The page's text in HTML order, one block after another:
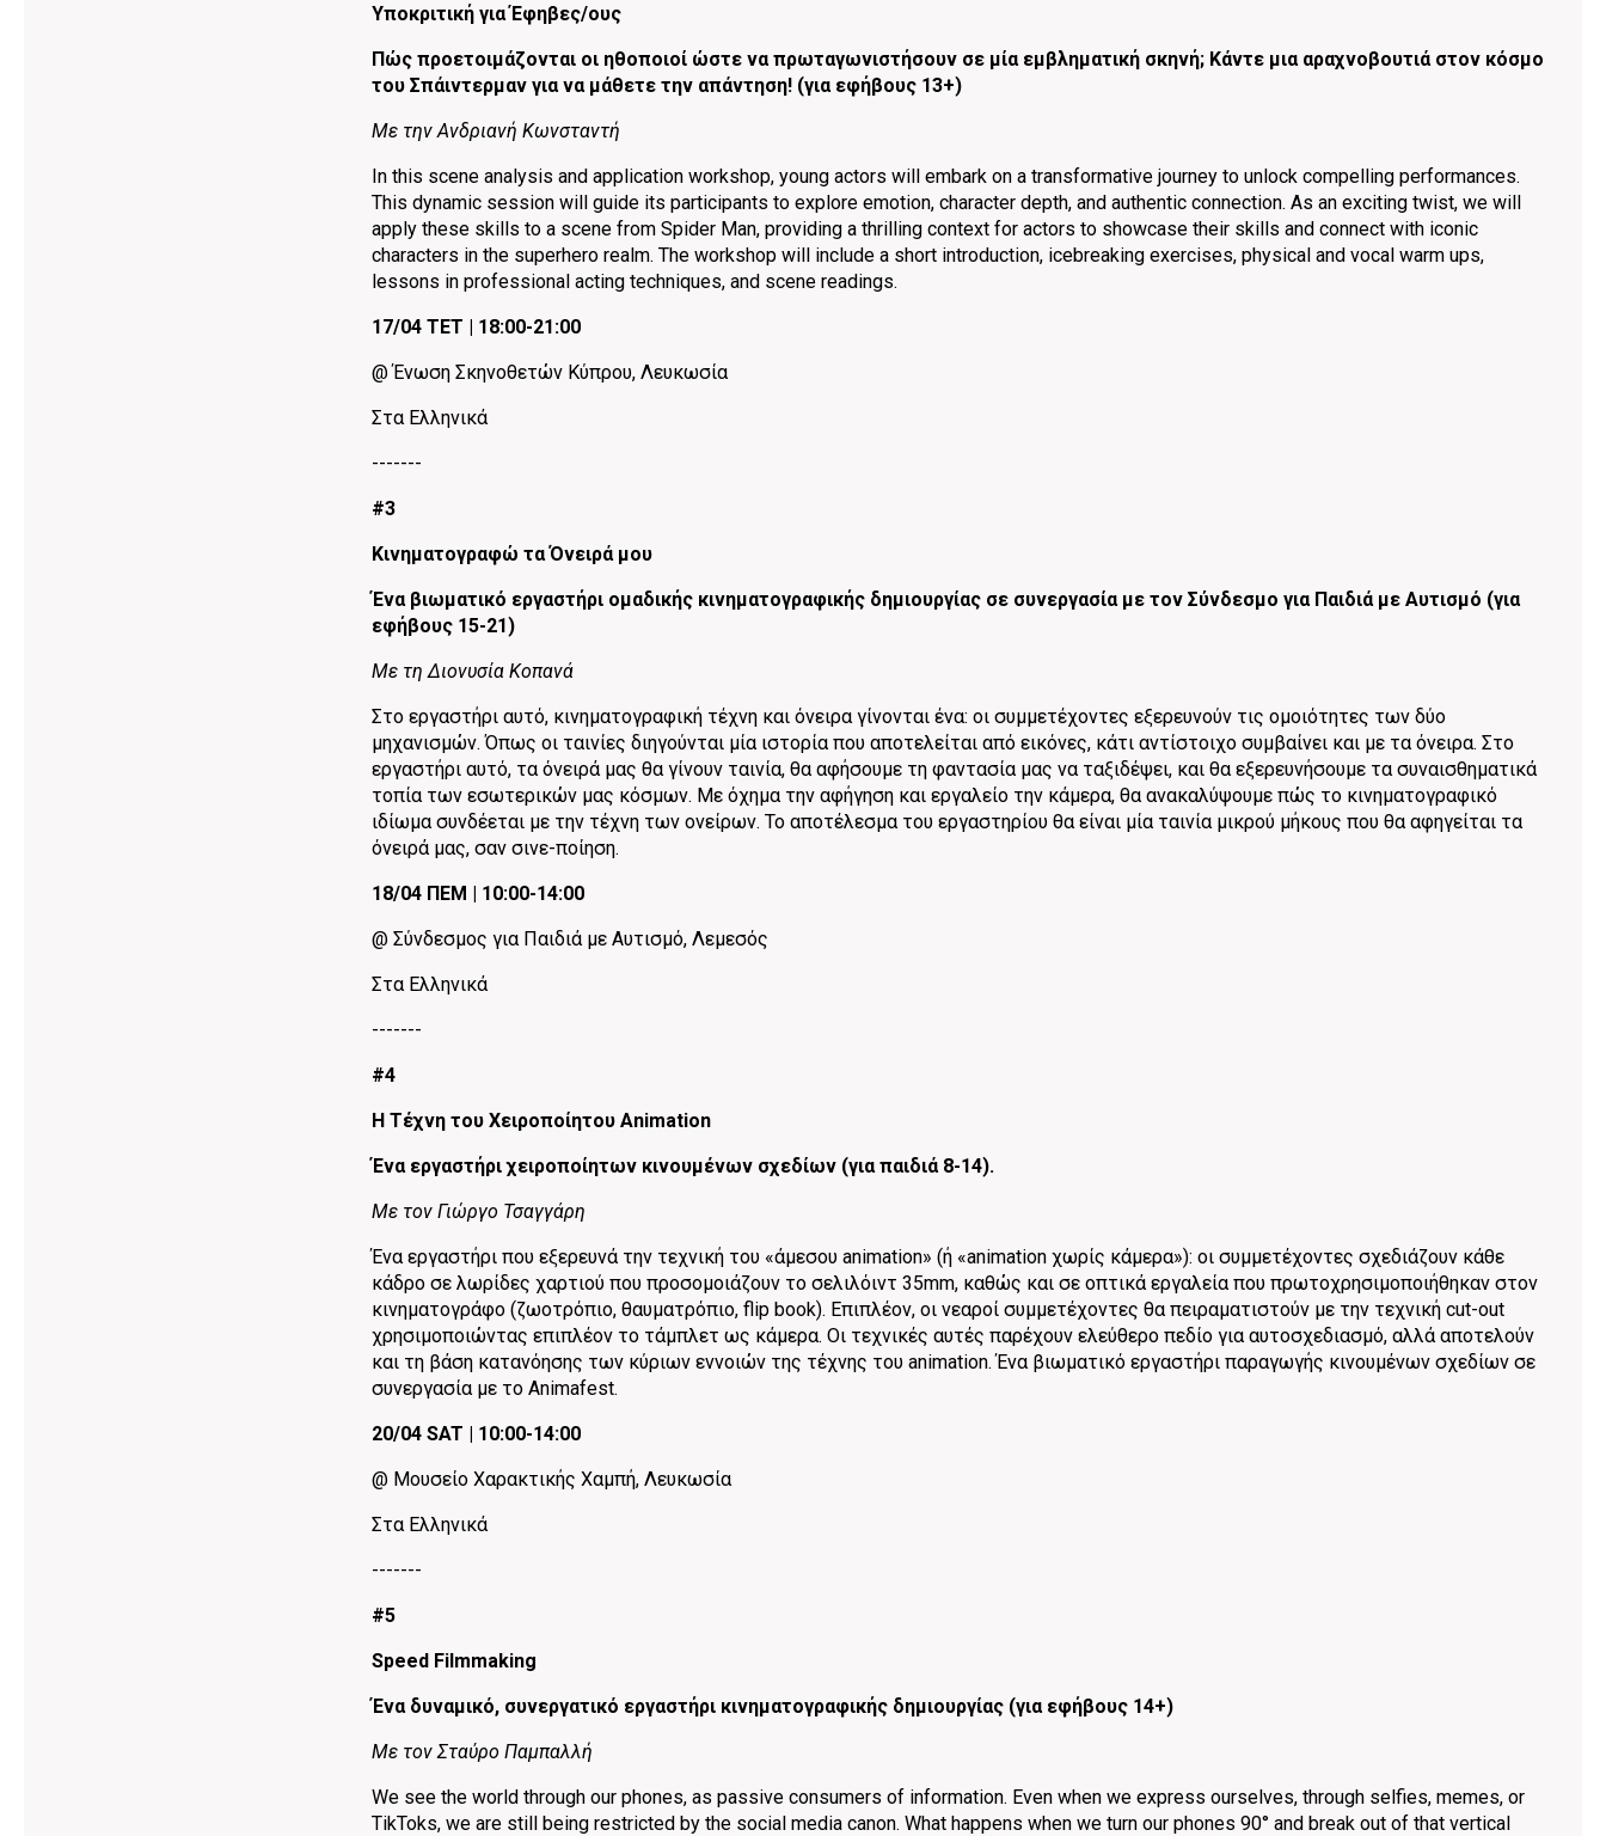
Υποκριτική για Έφηβες/ους
Πώς προετοιμάζονται οι ηθοποιοί ώστε να πρωταγωνιστήσουν σε μία εμβληματική σκηνή; Κάντε μια αραχνοβουτιά στον κόσμο
του Σπάιντερμαν για να μάθετε την απάντηση! (για εφήβους 13+)
Mε την Ανδριανή Κωνσταντή
In this scene analysis and application workshop, young actors will embark on a transformative journey to unlock compelling performances.
This dynamic session will guide its participants to explore emotion, character depth, and authentic connection. As an exciting twist, we will
apply these skills to a scene from Spider Man, providing a thrilling context for actors to showcase their skills and connect with iconic
characters in the superhero realm. The workshop will include a short introduction, icebreaking exercises, physical and vocal warm ups,
lessons in professional acting techniques, and scene readings.
17/04 ΤΕΤ | 18:00-21:00
@ Ένωση Σκηνοθετών Κύπρου, Λευκωσία
Στα Ελληνικά
-------
#3
Κινηματογραφώ τα Όνειρά μου
Ένα βιωματικό εργαστήρι ομαδικής κινηματογραφικής δημιουργίας σε συνεργασία με τον Σύνδεσμο για Παιδιά με Αυτισμό (για
εφήβους 15-21)
Mε τη Διονυσία Κοπανά
Στο εργαστήρι αυτό, κινηματογραφική τέχνη και όνειρα γίνονται ένα: οι συμμετέχοντες εξερευνούν τις ομοιότητες των δύο
μηχανισμών. Όπως οι ταινίες διηγούνται μία ιστορία που αποτελείται από εικόνες, κάτι αντίστοιχο συμβαίνει και με τα όνειρα. Στο
εργαστήρι αυτό, τα όνειρά μας θα γίνουν ταινία, θα αφήσουμε τη φαντασία μας να ταξιδέψει, και θα εξερευνήσουμε τα συναισθηματικά
τοπία των εσωτερικών μας κόσμων. Με όχημα την αφήγηση και εργαλείο την κάμερα, θα ανακαλύψουμε πώς το κινηματογραφικό
ιδίωμα συνδέεται με την τέχνη των ονείρων. Το αποτέλεσμα του εργαστηρίου θα είναι μία ταινία μικρού μήκους που θα αφηγείται τα
όνειρά μας, σαν σινε-ποίηση.
18/04 ΠΕΜ | 10:00-14:00
@ Σύνδεσμος για Παιδιά με Αυτισμό, Λεμεσός
Στα Ελληνικά
-------
#4
Η Τέχνη του Χειροποίητου Animation
Ένα εργαστήρι χειροποίητων κινουμένων σχεδίων (για παιδιά 8-14).
Με τον Γιώργο Τσαγγάρη
Ένα εργαστήρι που εξερευνά την τεχνική του «άμεσου animation» (ή «animation χωρίς κάμερα»): οι συμμετέχοντες σχεδιάζουν κάθε
κάδρο σε λωρίδες χαρτιού που προσομοιάζουν το σελιλόιντ 35mm, καθώς και σε οπτικά εργαλεία που πρωτοχρησιμοποιήθηκαν στον
κινηματογράφο (ζωοτρόπιο, θαυματρόπιο, flip book). Επιπλέον, οι νεαροί συμμετέχοντες θα πειραματιστούν με την τεχνική cut-out
χρησιμοποιώντας επιπλέον το τάμπλετ ως κάμερα. Οι τεχνικές αυτές παρέχουν ελεύθερο πεδίο για αυτοσχεδιασμό, αλλά αποτελούν
και τη βάση κατανόησης των κύριων εννοιών της τέχνης του animation. Ένα βιωματικό εργαστήρι παραγωγής κινουμένων σχεδίων σε
συνεργασία με το Animafest.
20/04 SAT | 10:00-14:00
@ Μουσείο Χαρακτικής Χαμπή, Λευκωσία
Στα Ελληνικά
-------
#5
Speed Filmmaking
Ένα δυναμικό, συνεργατικό εργαστήρι κινηματογραφικής δημιουργίας (για εφήβους 14+)
Mε τον Σταύρο Παμπαλλή
We see the world through our phones, as passive consumers of information. Even when we express ourselves, through selfies, memes, or
TikToks, we are still being restricted by the social media canon. What happens when we turn our phones 90° and break out of that vertical